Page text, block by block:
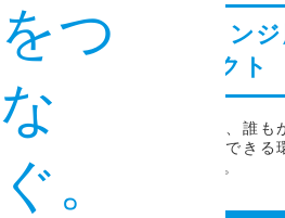
をつ
な
ぐ。
障がい者チャレン
クト
障がいの有無に関わらず、誰も
ンへの出場にチャレンジできる
下の取り組みを行います。